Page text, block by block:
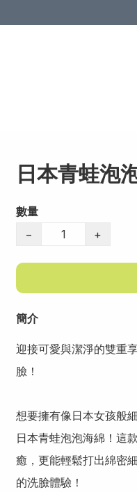
日本青蛙泡
數量
−
+
簡介
迎接可愛與潔淨的雙重
臉！
想要擁有像日本女孩般
日本青蛙泡泡海綿！這
癒，更能輕鬆打出綿密
的洗臉體驗！